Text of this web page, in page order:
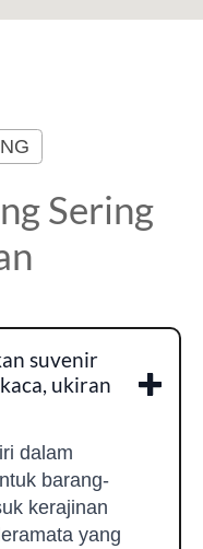
Sering
suvenir
ukiran
dalam
barang-
kerajinan
yang